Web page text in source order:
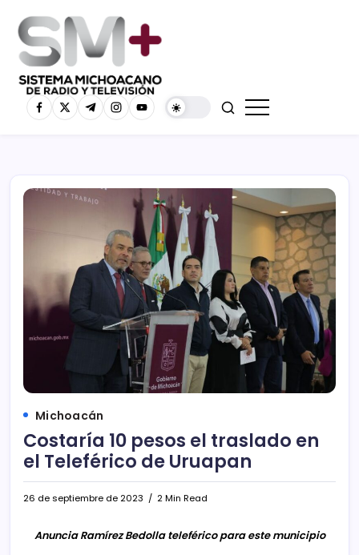
Michoacán
Costaría 10 pesos el traslado en
el Teleférico de Uruapan
26 de septiembre de 2023 2 Min Read
Anuncia Ramírez Bedolla teleférico para este municipio